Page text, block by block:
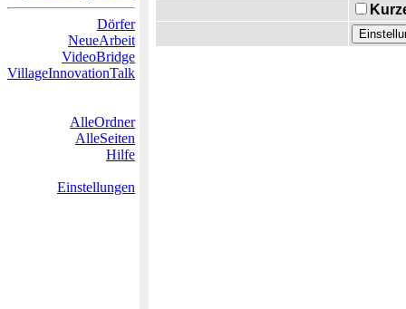
Dörfer
NeueArbeit
VideoBridge
VillageInnovationTalk
AlleOrdner
AlleSeiten
Hilfe
Einstellungen